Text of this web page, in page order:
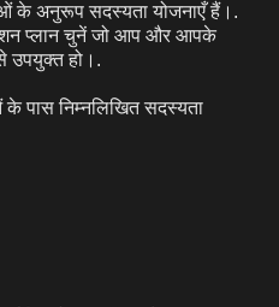
के अनुरूप सदस्यता योजनाएँ हैं।.
प्लान चुनें जो आप और आपके
उपयुक्त हो।.
पास निम्नलिखित सदस्यता